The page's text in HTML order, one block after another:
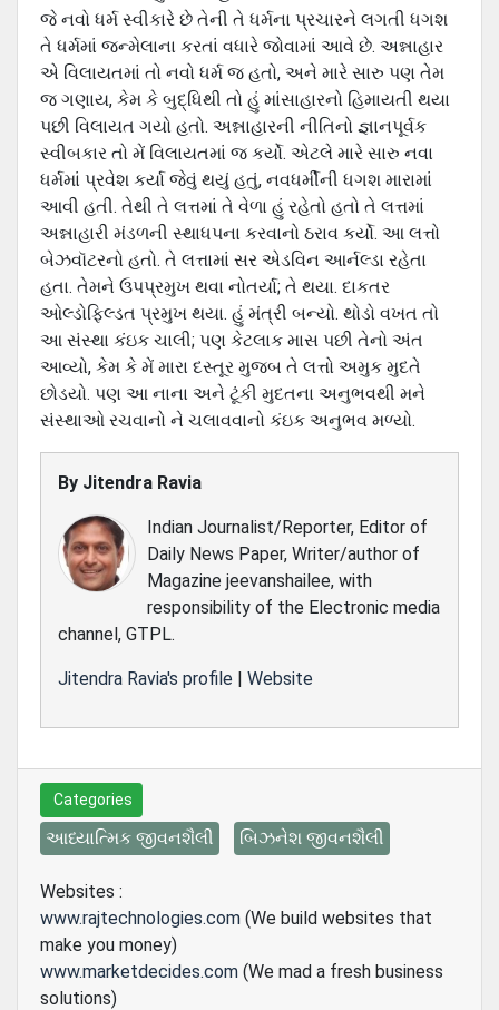
જે નવો ધર્મ સ્વી‍કારે છે તેની તે ધર્મના પ્રચારને લગતી ધગશ
તે ધર્મમાં જન્મેલાના કરતાં વધારે જોવામાં આવે છે. અન્નાહાર
એ વિલાયતમાં તો નવો ધર્મ જ હતો, અને મારે સારુ પણ તેમ
જ ગણાય, કેમ કે બુદ્ધિથી તો હું માંસાહારનો હિમાયતી થયા
પછી વિલાયત ગયો હતો. અન્નાહારની નીતિનો જ્ઞાનપૂર્વક
સ્વીબકાર તો મેં વિલાયતમાં જ કર્યો. એટલે મારે સારુ નવા
ધર્મમાં પ્રવેશ કર્યા જેવું થયું હતું, નવધર્મીની ધગશ મારામાં
આવી હતી. તેથી તે લત્તમાં તે વેળા હું રહેતો હતો તે લત્તમાં
અન્નાહારી મંડળની સ્થાધપના કરવાનો ઠરાવ કર્યો. આ લત્તો
બેઝવૉટરનો હતો. તે લત્તામાં સર એડવિન આર્નલ્ડા રહેતા
હતા. તેમને ઉપપ્રમુખ થવા નોતર્યા; તે થયા. દાકતર
ઓલ્ડોફિલ્ડત પ્રમુખ થયા. હું મંત્રી બન્યો‍. થોડો વખત તો
આ સંસ્થા કંઇક ચાલી; પણ કેટલાક માસ પછી તેનો અંત
આવ્યો, કેમ કે મેં મારા દસ્તૂર મુજબ તે લત્તો અમુક મુદતે
છોડયો. પણ આ નાના અને ટૂંકી મુદતના અનુભવથી મને
સંસ્થાઓ રચવાનો ને ચલાવવાનો કંઇક અનુભવ મળ્યો.
By Jitendra Ravia
Indian Journalist/Reporter, Editor of
Daily News Paper, Writer/author of
Magazine jeevanshailee, with
responsibility of the Electronic media
channel, GTPL.
Jitendra Ravia's profile | Website
Categories
આધ્યાત્મિક જીવનશૈલી બિઝનેશ જીવનશૈલી
Websites :
www.rajtechnologies.com (We build websites that
make you money)
www.marketdecides.com (We mad a fresh business
solutions)